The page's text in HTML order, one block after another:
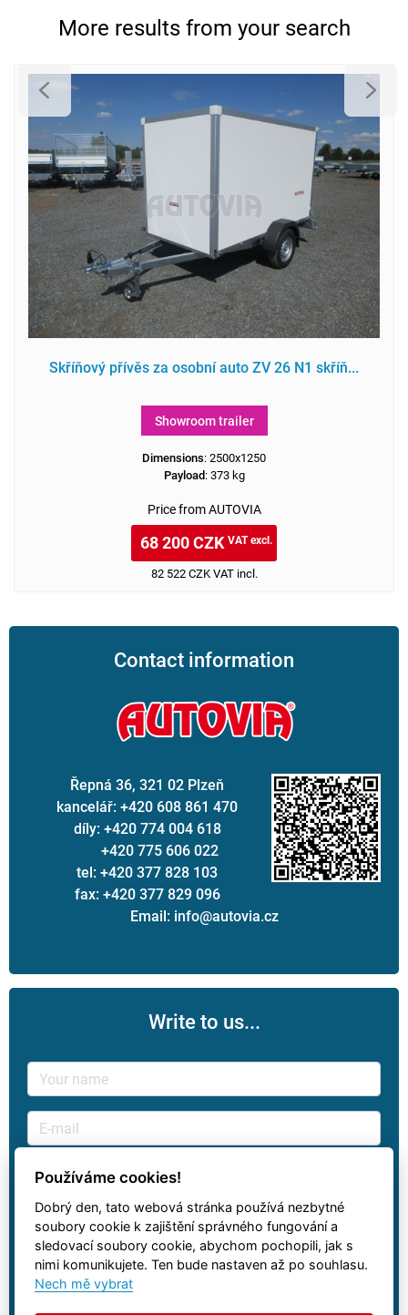
More results from your search
Skříňový přívěs za osobní auto ZV 26 N1 skříň...
Showroom trailer
Dimensions: 2500x1250
Payload: 373 kg
Price from AUTOVIA
68 200 CZKVAT excl.
82 522 CZK VAT incl.
Contact information
Řepná 36, 321 02 Plzeň
kancelář: +420 608 861 470
díly: +420 774 004 618
+420 775 606 022
tel: +420 377 828 103
fax: +420 377 829 096
Email: info@autovia.cz
Write to us...
Používáme cookies!
Dobrý den, tato webová stránka používá nezbytné
soubory cookie k zajištění správného fungování a
sledovací soubory cookie, abychom pochopili, jak s
nimi komunikujete. Ten bude nastaven až po souhlasu.
Nech mě vybrat